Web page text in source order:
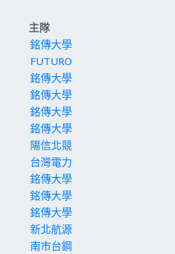
主隊
銘傳大學
FUTURO
銘傳大學
銘傳大學
銘傳大學
銘傳大學
陽信北競
台灣電力
銘傳大學
銘傳大學
銘傳大學
新北航源
南市台鋼